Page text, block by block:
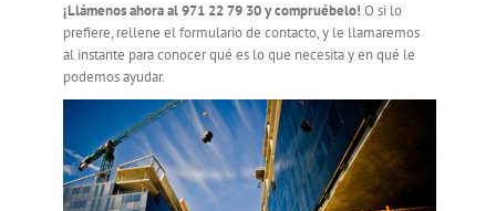
¡Llámenos ahora al 971 22 79 30 y compruébelo! O si lo
prefiere, rellene el formulario de contacto, y le llamaremos
al instante para conocer qué es lo que necesita y en qué le
podemos ayudar.